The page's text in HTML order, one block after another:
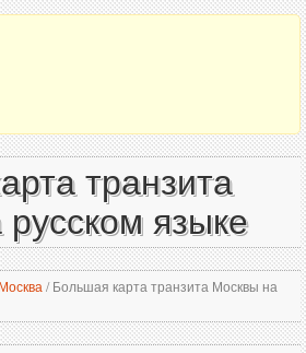
транзита
языке
Москва /Большая карта транзита Москвы на